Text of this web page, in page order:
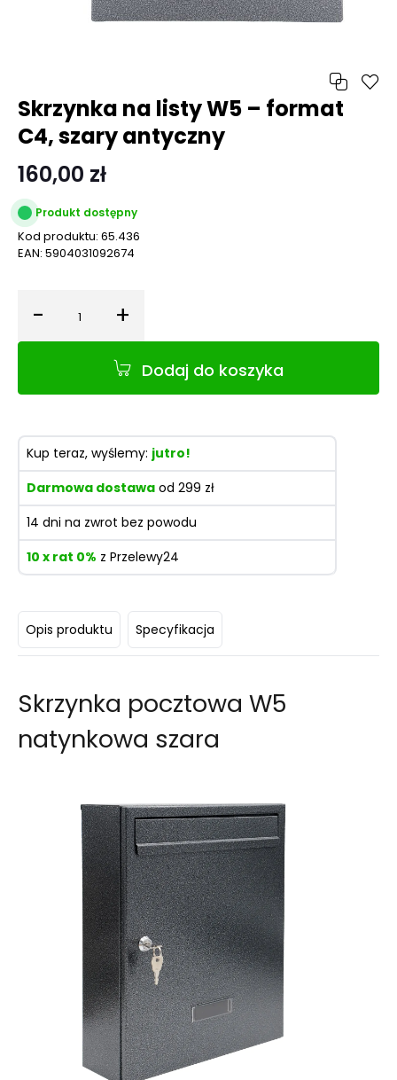
Opis produktu Specyfikacja
Skrzynka pocztowa W5
natynkowa szara
Skrzynka na listy W5 – format
C4, szary antyczny
160,00 zł
Produkt dostępny
Kod produktu: 65.436
EAN: 5904031092674
- Ilość +
Dodaj do koszyka
Kup teraz, wyślemy: jutro!
Darmowa dostawa od 299 zł
14 dni na zwrot bez powodu
10 x rat 0% z Przelewy24